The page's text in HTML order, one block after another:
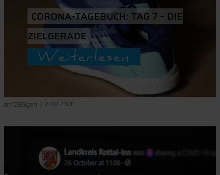
CORONA-TAGEBUCH: TAG 7 – DIE
ZIELGERADE
Weiterlesen
entDEGgen 27.10.2020